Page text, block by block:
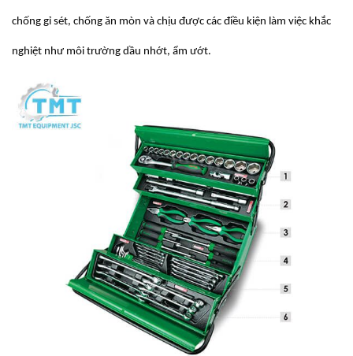
chống gỉ sét, chống ăn mòn và chịu được các điều kiện làm việc khắc
nghiệt như môi trường dầu nhớt, ẩm ướt.